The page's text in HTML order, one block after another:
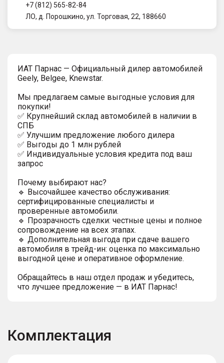
+7 (812) 565-82-84
ЛО, д. Порошкино, ул. Торговая, 22, 188660
ИAT Парнас — Официальный дилер автомобилей
Geely, Belgee, Knewstar.
Мы предлагаем самые выгодные условия для
покупки!
✅ Крупнейший склад автомобилей в наличии в
СПБ
✅ Улучшим предложение любого дилера
✅ Выгoды до 1 млн рублей
✅ Индивидуальные условия кредита под ваш
запрос
Почему выбирают нас?
🔹 Высочайшее качество обслуживания:
сертифицированные специалисты и
проверенные автомобили.
🔹 Прозрачность сделки: честные цены и полное
сопровождение на всех этапах.
🔹 Дополнительная выгода при сдаче вашего
автомобиля в трейд-ин: оценка по максимально
выгодной цене и оперативное оформление.
Обращайтесь в наш отдел продаж и убедитесь,
что лучшее предложение — в ИАТ Парнас!
Комплектация